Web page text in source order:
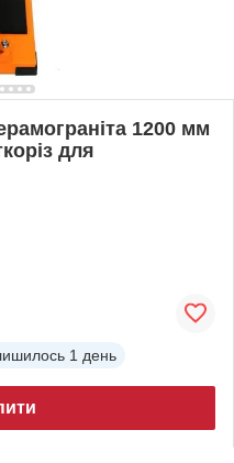
1200 мм
для
1 день